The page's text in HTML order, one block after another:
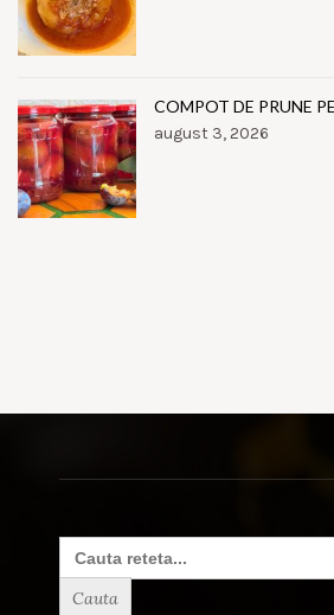
COMPOT DE PRUNE
august 3, 2026
Search
for: